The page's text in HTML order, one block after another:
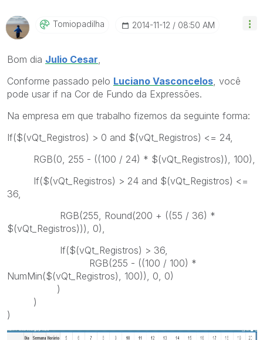
Tomiopadilha ‎2014-11-12 08:50 AM
Bom dia Julio Cesar
Conforme passado pelo Luciano Vasconcelos , você
pode usar if na Cor de Fundo da Expressões.
Na empresa em que trabalho fizemos da seguinte forma:
If($(vQt_Registros) > 0 and $(vQt_Registros) <= 24,
RGB(0, 255 - ((100 / 24) * $(vQt_Registros)), 100),
If($(vQt_Registros) > 24 and $(vQt_Registros) <=
36,
RGB(255, Round(200 + ((55 / 36) *
$(vQt_Registros))), 0),
If($(vQt_Registros) > 36,
RGB(255 - ((100 / 100) *
NumMin($(vQt_Registros), 100)), 0, 0)
)
)
)